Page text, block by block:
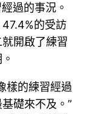
過的事況。
的受訪
開啟了練習
樣的練習經過
礎來不及。”